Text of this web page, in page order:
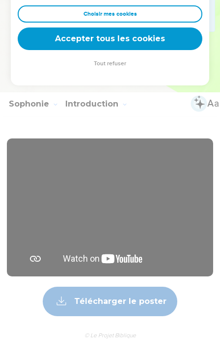
de nourriture ; les brebis disparaîtront du pâturage, et il n'y
aura plus de bœufs dans les étables.
Mais moi, je veux me réjouir en l'Eternel, je veux être dans
l’allégresse à cause du Dieu de mon salut.
L'Eternel, le Seigneur, est ma force : il rend mes pieds
Sophonie Introduction
Télécharger le poster
© Le Projet Biblique
Choisir mes cookies
Accepter tous les cookies
Tout refuser